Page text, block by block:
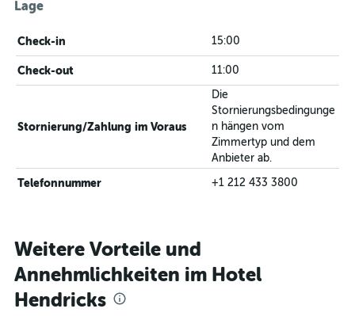
Lage
Check-in 15:00
Check-out 11:00
Stornierung/Zahlung im Voraus
Die
Stornierungsbedingunge
n hängen vom
Zimmertyp und dem
Anbieter ab.
Telefonnummer +1 212 433 3800
Weitere Vorteile und
Annehmlichkeiten im Hotel
Hendricks